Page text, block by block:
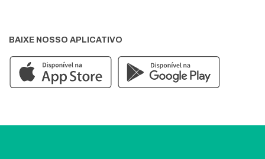
BAIXE NOSSO APLICATIVO